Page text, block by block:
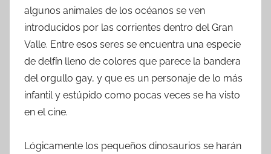
algunos animales de los océanos se ven
introducidos por las corrientes dentro del Gran
Valle. Entre esos seres se encuentra una especie
de delfín lleno de colores que parece la bandera
del orgullo gay, y que es un personaje de lo más
infantil y estúpido como pocas veces se ha visto
en el cine.
Lógicamente los pequeños dinosaurios se harán